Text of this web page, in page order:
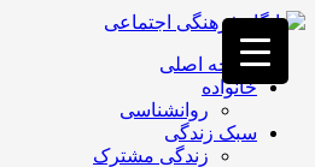
فصد
خون
غرب
تهران
خشکشویی
تصفیه
صفحه اصلی
خانواده
روانشناسی
سبک زندگی
زندگی مشترک